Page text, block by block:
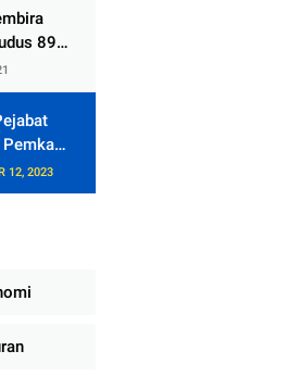
Bedah
89
di
Hijau
Pemkab
Utara
12, 2023